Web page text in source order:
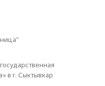
в г. Сыктывкар